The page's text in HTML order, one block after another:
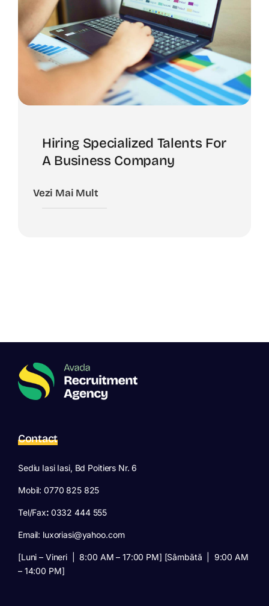
Hiring Specialized Talents For
A Business Company
Vezi Mai Mult
Contact
Sediu Iasi Iasi, Bd Poitiers Nr. 6
Mobil: 0770 825 825
Tel/Fax:0332 444 555
Email: luxoriasi@yahoo.com
[Luni – Vineri | 8:00 AM – 17:00 PM] [Sâmbătă | 9:00 AM
– 14:00 PM]